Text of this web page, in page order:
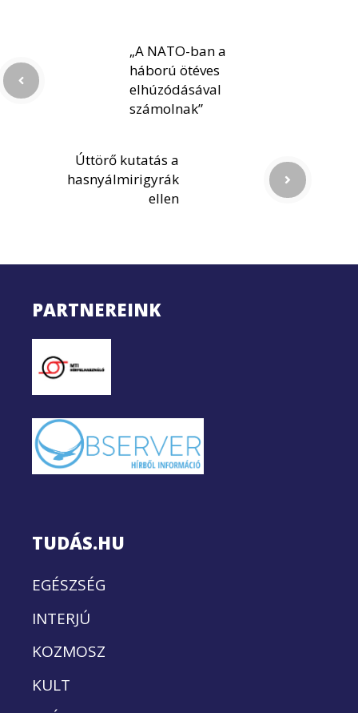
„A NATO-ban a
háború ötéves
elhúzódásával
számolnak”
Úttörő kutatás a
hasnyálmirigyrák
ellen
PARTNEREINK
TUDÁS.HU
EGÉSZSÉG
INTERJÚ
KOZMOSZ
KULT